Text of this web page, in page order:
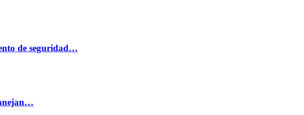
de seguridad…